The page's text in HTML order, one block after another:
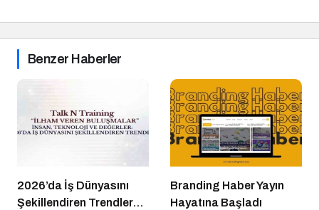
Benzer Haberler
2026’da İş Dünyasını
Şekillendiren Trendler
Branding Haber Yayın
Hayatına Başladı